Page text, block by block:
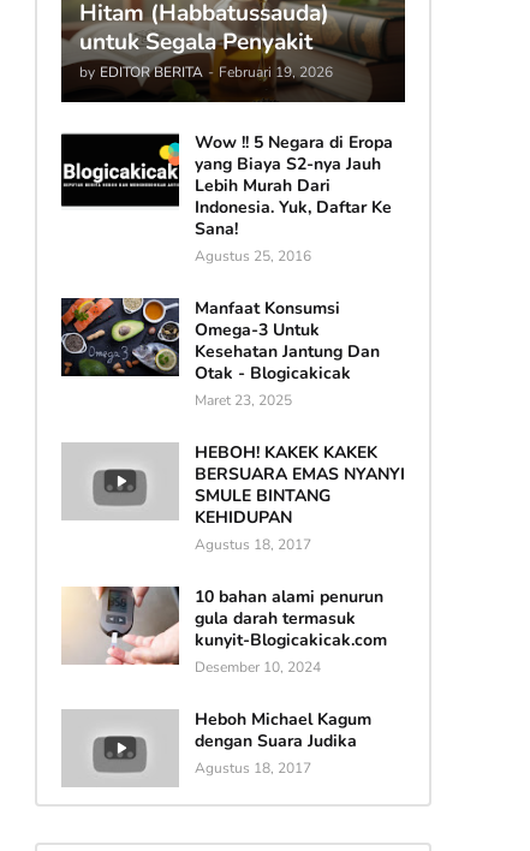
Hitam (Habbatussauda)
untuk Segala Penyakit
by EDITOR BERITA - Februari 19, 2026
Wow !! 5 Negara di Eropa
yang Biaya S2-nya Jauh
Lebih Murah Dari
Indonesia. Yuk, Daftar Ke
Sana!
Agustus 25, 2016
Manfaat Konsumsi
Omega-3 Untuk
Kesehatan Jantung Dan
Otak - Blogicakicak
Maret 23, 2025
HEBOH! KAKEK KAKEK
BERSUARA EMAS NYANYI
SMULE BINTANG
KEHIDUPAN
Agustus 18, 2017
10 bahan alami penurun
gula darah termasuk
kunyit-Blogicakicak.com
Desember 10, 2024
Heboh Michael Kagum
dengan Suara Judika
Agustus 18, 2017